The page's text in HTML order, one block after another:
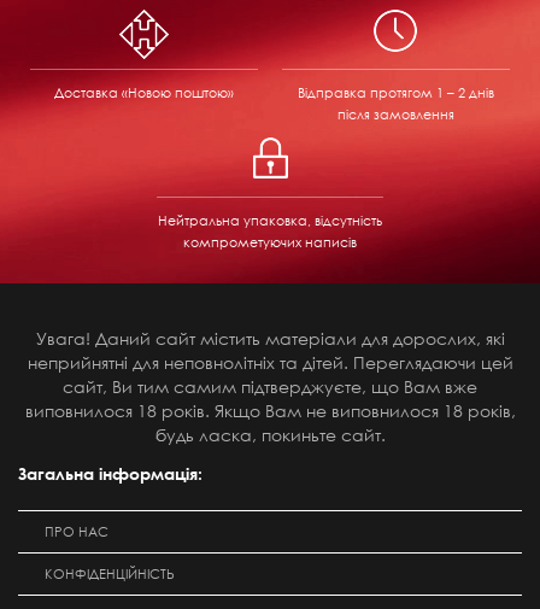
Доставка «Новою поштою» Відправка протягом 1 – 2 днів
після замовлення
Нейтральна упаковка, відсутність
компрометуючих написів
Увага! Даний сайт містить матеріали для дорослих, які
неприйнятні для неповнолітніх та дітей. Переглядаючи цей
сайт, Ви тим самим підтверджуєте, що Вам вже
виповнилося 18 років. Якщо Вам не виповнилося 18 років,
будь ласка, покиньте сайт.
Загальна інформація:
ПРО НАС
КОНФІДЕНЦІЙНІСТЬ